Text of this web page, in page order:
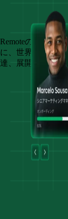
Remoteのデバイ
に、世界中のどこ
達、展開、管理で